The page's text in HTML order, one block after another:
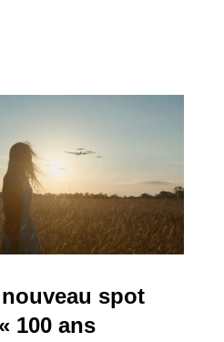
spot
100 ans